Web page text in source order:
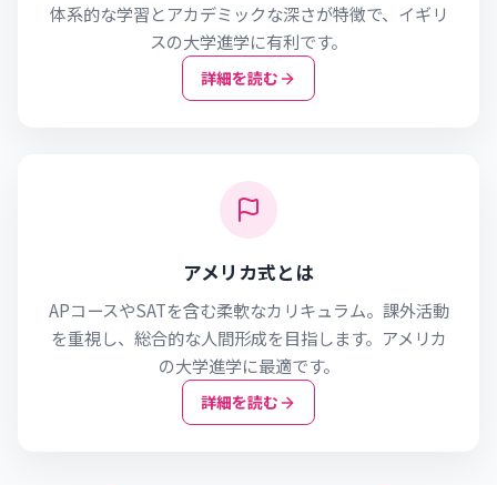
体系的な学習とアカデミックな深さが特徴で、イギリ
スの大学進学に有利です。
詳細を読む
アメリカ式とは
APコースやSATを含む柔軟なカリキュラム。課外活動
を重視し、総合的な人間形成を目指します。アメリカ
の大学進学に最適です。
詳細を読む